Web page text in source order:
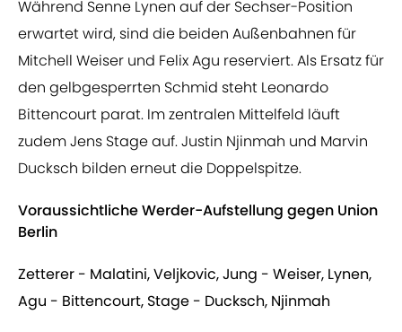
Während Senne Lynen auf der Sechser-Position
erwartet wird, sind die beiden Außenbahnen für
Mitchell Weiser und Felix Agu reserviert. Als Ersatz für
den gelbgesperrten Schmid steht Leonardo
Bittencourt parat. Im zentralen Mittelfeld läuft
zudem Jens Stage auf. Justin Njinmah und Marvin
Ducksch bilden erneut die Doppelspitze.
Voraussichtliche Werder-Aufstellung gegen Union
Berlin
Zetterer - Malatini, Veljkovic, Jung - Weiser, Lynen,
Agu - Bittencourt, Stage - Ducksch, Njinmah